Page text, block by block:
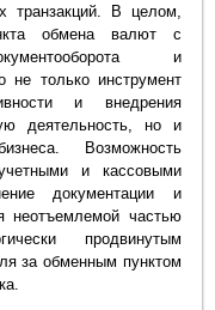
транзакций. В целом,
обмена валют с
и
не только инструмент
и внедрения
деятельность, но и
Возможность
и кассовыми
документации и
неотъемлемой частью
продвинутым
за обменным пунктом